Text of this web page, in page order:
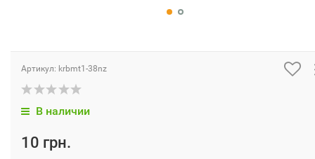
Артикул: krbmt1-38nz
В наличии
10 грн.